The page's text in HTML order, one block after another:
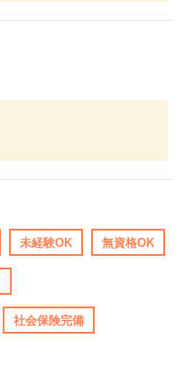
未経験OK 無資格OK
社会保険完備